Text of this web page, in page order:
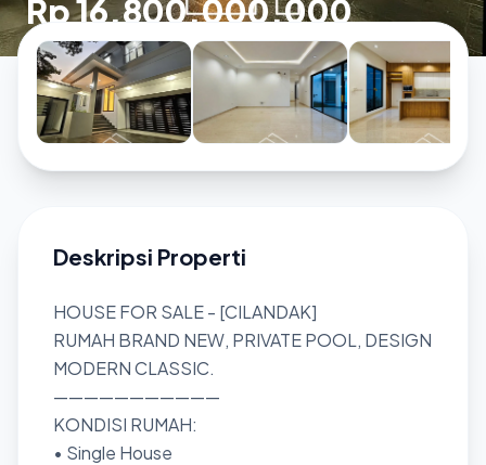
Rp 16.800.000.000
Deskripsi Properti
HOUSE FOR SALE - [CILANDAK]
RUMAH BRAND NEW, PRIVATE POOL, DESIGN
MODERN CLASSIC.
———————————
KONDISI RUMAH:
• Single House